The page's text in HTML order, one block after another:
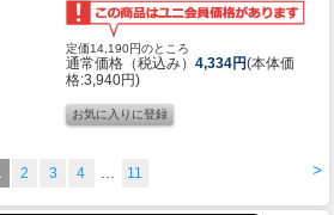
定価14,190円のところ
通常価格（税込み） 4,334円(本体価
格:3,940円)
>
2 3 4 11